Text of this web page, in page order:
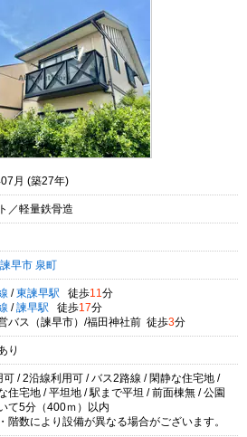
月 (築27年)
／軽量鉄骨造
諫早市 泉町
/ 東諫早駅 徒歩11 分
/ 諫早駅 徒歩17分
バス（諫早市）/福田神社前 徒歩3分
り
可 / 2沿線利用可 / バス2路線 / 閑静な住宅地 /
住宅地 / 平坦地 / 駅まで平坦 / 前面棟無 / 公園
て5分（400ｍ）以内
階数により設備が異なる場合がございます。